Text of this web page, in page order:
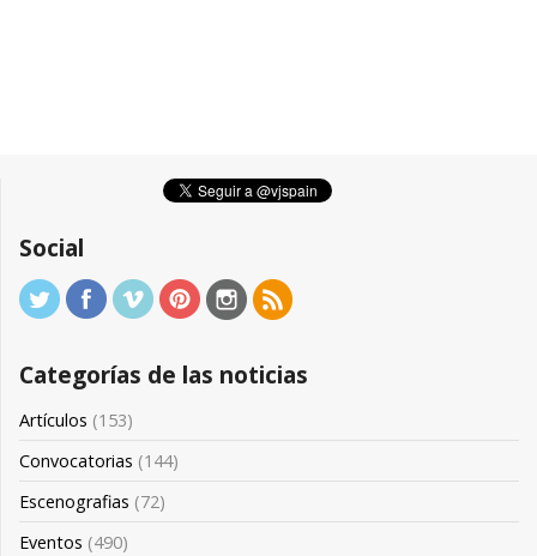
Social
Categorías de las noticias
Artículos (153)
Convocatorias (144)
Escenografias (72)
Eventos (490)